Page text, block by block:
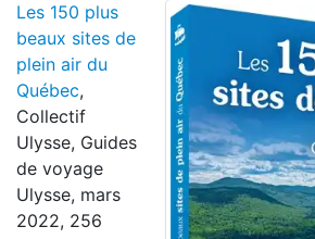
Les 150 plus
beaux sites de
plein air du
Québec,
Collectif
Ulysse, Guides
de voyage
Ulysse, mars
2022, 256